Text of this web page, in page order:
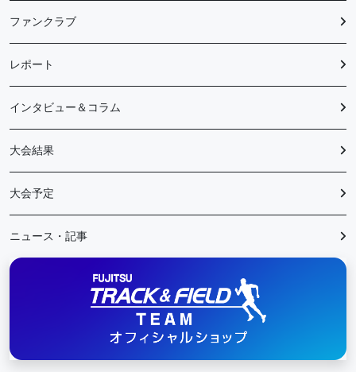
ファンクラブ
レポート
インタビュー＆コラム
大会結果
大会予定
ニュース・記事